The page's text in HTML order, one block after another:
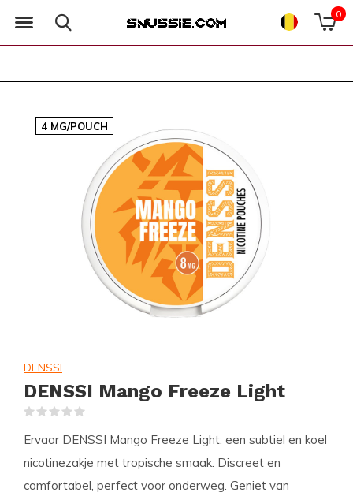
0
4 MG/POUCH
DENSSI
DENSSI Mango Freeze Light
Ervaar DENSSI Mango Freeze Light: een subtiel en koel
nicotinezakje met tropische smaak. Discreet en
comfortabel, perfect voor onderweg. Geniet van